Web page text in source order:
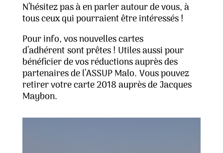
N’hésitez pas à en parler autour de vous, à
tous ceux qui pourraient être intéressés !
Pour info, vos nouvelles cartes
d’adhérentsont prêtes ! Utiles aussi pour
bénéficier de vos réductions auprès des
partenaires de l’ASSUP Malo. Vous pouvez
retirer votre carte 2018 auprès de Jacques
Maybon.